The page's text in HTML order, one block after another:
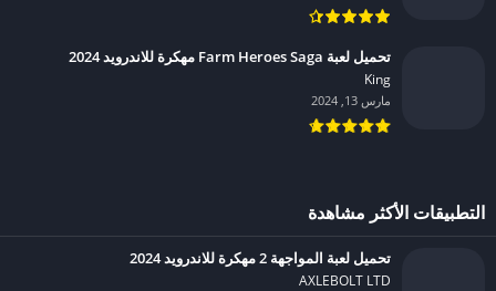
تحميل لعبة Farm Heroes Saga مهكرة للاندرويد 2024
King‏
مارس 13, 2024
التطبيقات الأكثر مشاهدة
تحميل لعبة المواجهة 2 مهكرة للاندرويد 2024
AXLEBOLT LTD‏